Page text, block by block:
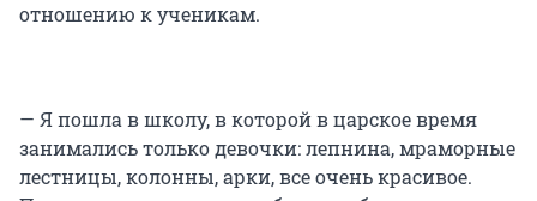
отношению к ученикам.
— Я пошла в школу, в которой в царское время
занимались только девочки: лепнина, мраморные
лестницы, колонны, арки, все очень красивое.